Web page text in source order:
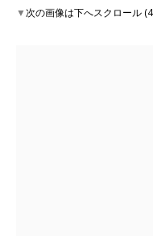
▼次の画像は下へスクロール